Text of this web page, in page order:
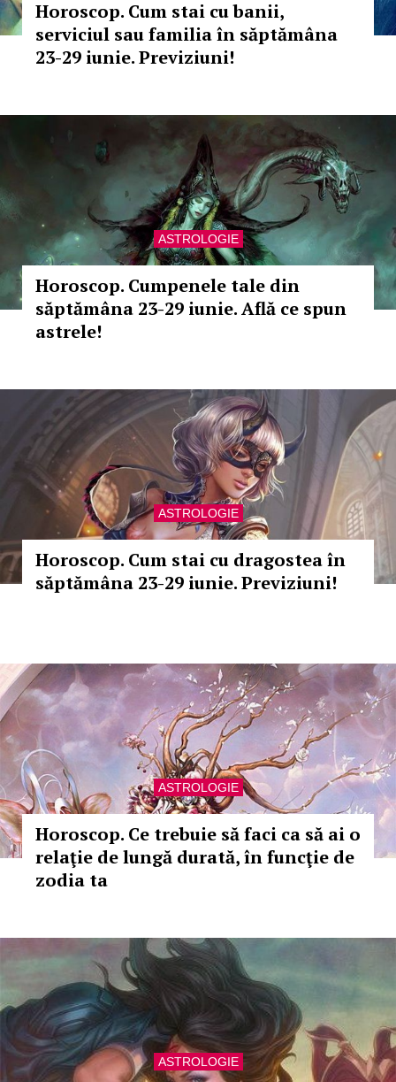
Horoscop. Cum stai cu banii,
serviciul sau familia în săptămâna
23-29 iunie. Previziuni!
ASTROLOGIE
Horoscop. Cumpenele tale din
săptămâna 23-29 iunie. Află ce spun
astrele!
ASTROLOGIE
Horoscop. Cum stai cu dragostea în
săptămâna 23-29 iunie. Previziuni!
ASTROLOGIE
Horoscop. Ce trebuie să faci ca să ai o
relaţie de lungă durată, în funcţie de
zodia ta
ASTROLOGIE